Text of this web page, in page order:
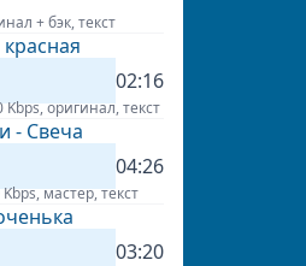
+ бэк, текст
02:16
Kbps, оригинал, текст
- Свеча
04:26
мастер, текст
03:20